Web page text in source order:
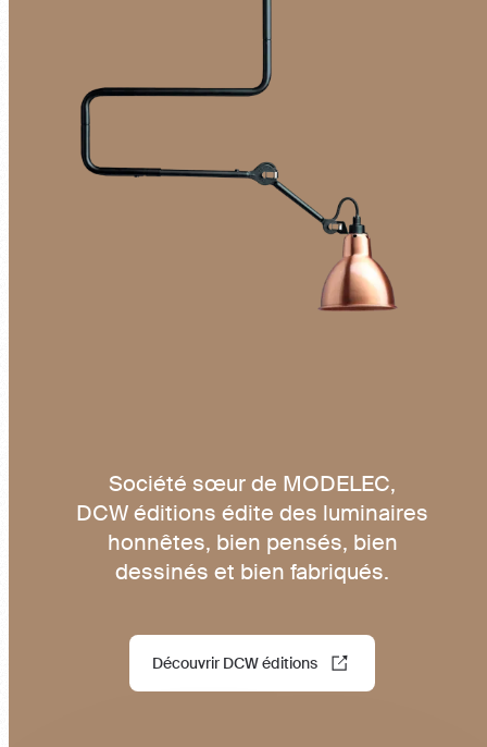
Société sœur de MODELEC,
DCW éditions édite des luminaires
honnêtes, bien pensés, bien
dessinés et bien fabriqués.
Découvrir DCW éditions